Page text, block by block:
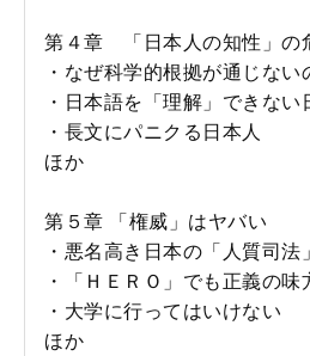
第４章 「日本人の知性」の
・なぜ科学的根拠が通じない
・日本語を「理解」できない
・長文にパニクる日本人
ほか
第５章 「権威」はヤバい
・悪名高き日本の「人質司法」
・「ＨＥＲＯ」でも正義の味
・大学に行ってはいけない
ほか